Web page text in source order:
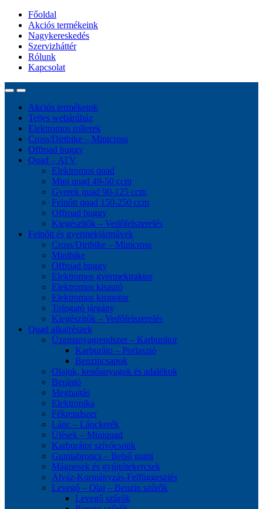
Főoldal
Akciós termékeink
Nagykereskedés
Szervizháttér
Rólunk
Kapcsolat
Akciós termékeink
Teljes webárúház
Elektromos rollerek
Cross/Dirtbike – Minicross
Offroad buggy
Quad – ATV
Elektromos quad
Mini quad 49-50 ccm
Gyerek quad 90-125 ccm
Felnőtt quad 150-250 ccm
Offroad buggy
Kiegészítők – Vedőfelszerelés
Felnőtt és gyermekjárművek
Cross/Dirtbike – Minicross
Minibike
Offroad buggy
Elektromos gyermektraktor
Elektromos kisautó
Elektromos kismotor
Tologató járgány
Kiegészítők – Vedőfelszerelés
Quad alkatrészek
Üzemanyagrendszer – Karburátor
Karburáto – Porlasztó
Benzincsapok
Olajok, kenőanyagok és adalékok
Berántó
Meghajtás
Elektronika
Fékrendszer
Lánc – Lánckerék
Ülések – Miniquad
Karburátor szívócsonk
Gumiabroncs – Belső gumi
Mágnesek és gyújtótekercsek
Alváz-Kormányzás-Felfüggesztés
Levegő – Olaj – Benzin szűrők
Levegő szűrők